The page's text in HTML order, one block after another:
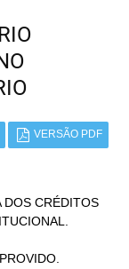
VERSÃO PDF
DOS CRÉDITOS